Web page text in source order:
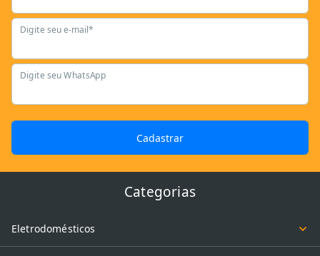
Digite seu e-mail*
Digite seu WhatsApp
Cadastrar
Categorias
Eletrodomésticos